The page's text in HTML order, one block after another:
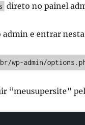
direto no painel
admin e entrar
wp-admin/
“meusupersite”